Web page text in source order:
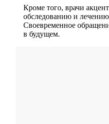
Кроме того, врачи
обследованию и
Своевременное
в будущем.